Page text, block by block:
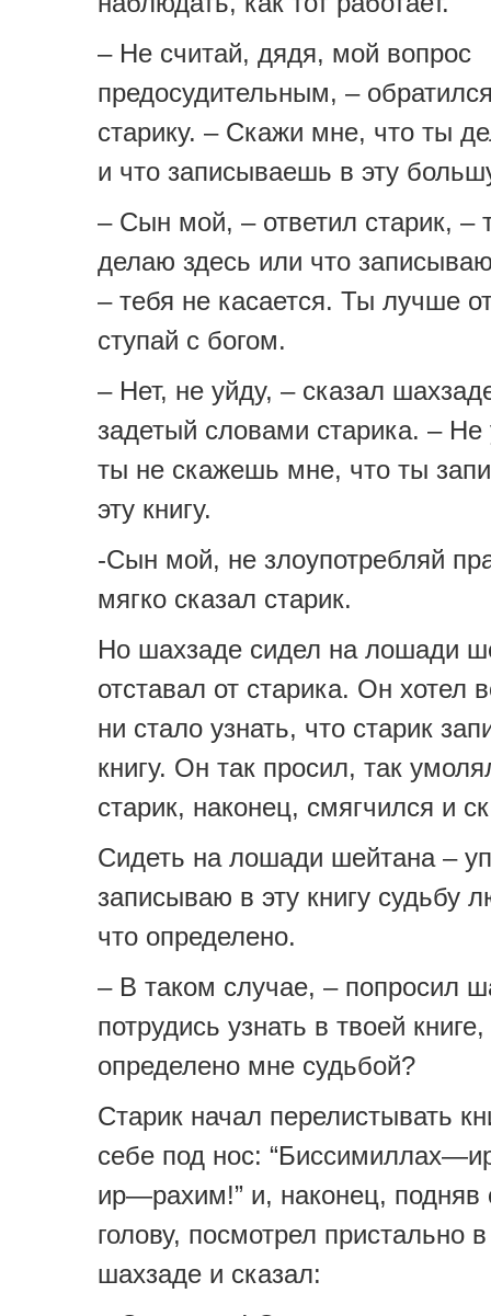
– Не считай, дядя, мой вопрос
предосудительным, –
старику. – Скажи мне, что ты
и что записываешь в эту
– Сын мой, – ответил старик, –
делаю здесь или что записываю
– тебя не касается. Ты лучше
ступай с богом.
– Нет, не уйду, – сказал
задетый словами старика. – Не
ты не скажешь мне, что ты
эту книгу.
-Сын мой, не злоупотребляй
мягко сказал старик.
Но шахзаде сидел на лошади
отставал от старика. Он хотел
ни стало узнать, что старик
книгу. Он так просил, так
старик, наконец, смягчился и
Сидеть на лошади шейтана –
записываю в эту книгу судьбу
что определено.
– В таком случае, – попросил
потрудись узнать в твоей
определено мне судьбой?
Старик начал перелистывать
себе под нос:
ир—рахим!” и, наконец, подняв
голову, посмотрел пристально
шахзаде и сказал: